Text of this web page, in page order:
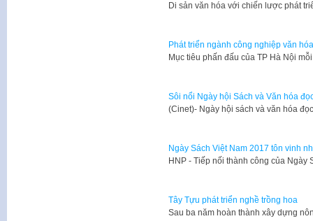
Di sản văn hóa với chiến lược phát
Phát triển ngành công nghiệp văn
Mục tiêu phấn đấu của TP Hà Nội
Sôi nổi Ngày hội Sách và Văn hóa
​(Cinet)- Ngày hội sách và văn hóa
Ngày Sách Việt Nam 2017 tôn vinh
HNP - Tiếp nối thành công của
Tây Tựu phát triển nghề trồng hoa
Sau ba năm hoàn thành xây dựng